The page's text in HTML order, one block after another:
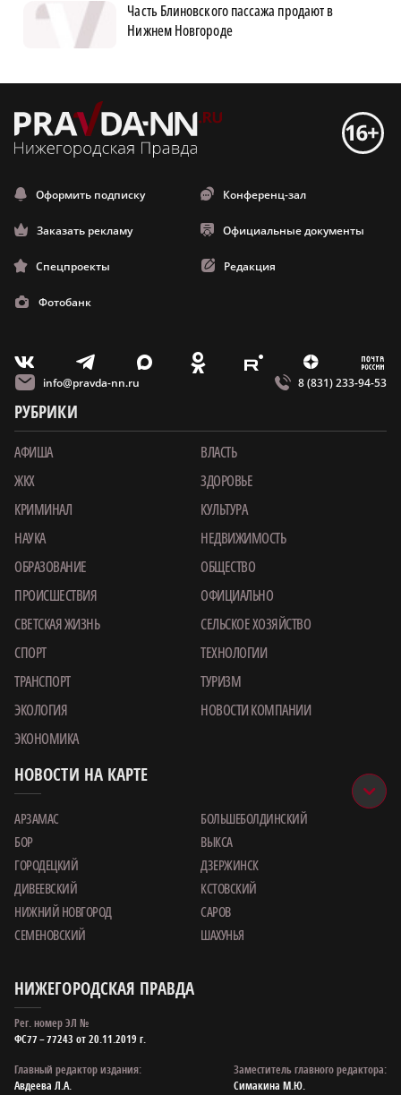
Часть Блиновского пассажа продают в
Нижнем Новгороде
Оформить подписку Конференц-зал
Заказать рекламу Официальные документы
Спецпроекты Редакция
Фотобанк
V T X O E Z m
info@pravda-nn.ru 8 (831) 233-94-53
РУБРИКИ
АФИША
ВЛАСТЬ
ЖКХ
ЗДОРОВЬЕ
КРИМИНАЛ
КУЛЬТУРА
НАУКА
НЕДВИЖИМОСТЬ
ОБРАЗОВАНИЕ
ОБЩЕСТВО
ПРОИСШЕСТВИЯ
ОФИЦИАЛЬНО
СВЕТСКАЯ ЖИЗНЬ
СЕЛЬСКОЕ ХОЗЯЙСТВО
СПОРТ
ТЕХНОЛОГИИ
ТРАНСПОРТ
ТУРИЗМ
ЭКОЛОГИЯ
НОВОСТИ КОМПАНИИ
ЭКОНОМИКА
НОВОСТИ НА КАРТЕ
АРЗАМАС
БОЛЬШЕБОЛДИНСКИЙ
БОР
ВЫКСА
ГОРОДЕЦКИЙ
ДЗЕРЖИНСК
ДИВЕЕВСКИЙ
КСТОВСКИЙ
НИЖНИЙ НОВГОРОД
САРОВ
СЕМЕНОВСКИЙ
ШАХУНЬЯ
НИЖЕГОРОДСКАЯ ПРАВДА
Рег. номер ЭЛ №
ФС77 – 77243 от 20.11.2019 г.
Главный редактор издания:
Авдеева Л.А.
Заместитель главного редактора:
Симакина М.Ю.